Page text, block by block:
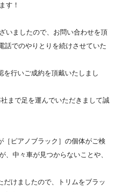
す！
いましたので、お問い合わせを頂
話でのやりとりを続けさせていた
を行いご成約を頂戴いたしまし
まで足を運んでいただきまして誠
［ピアノブラック］の個体がご検
、中々車が見つからないことや、
だけましたので、トリムをブラッ